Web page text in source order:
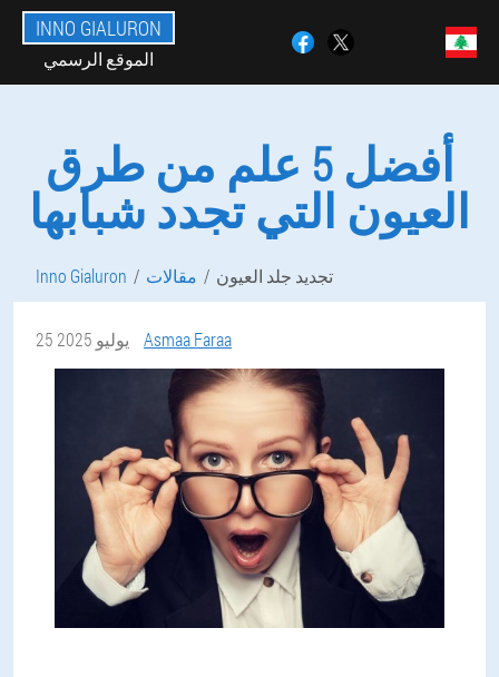
INNO GIALURON
الموقع الرسمي
أفضل 5 علم من طرق
العيون التي تجدد شبابها
Inno Gialuron مقالات تجديد جلد العيون
25 يوليو 2025 Asmaa Faraa